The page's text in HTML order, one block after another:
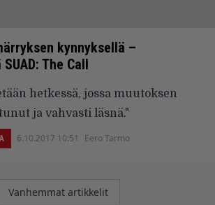
kynnyksellä –
The Call
hetkessä, jossa muutoksen
ja vahvasti läsnä."
6.10.2017 10:51 Eero Tarmo
Artikkelien
Vanhemmat artikkelit